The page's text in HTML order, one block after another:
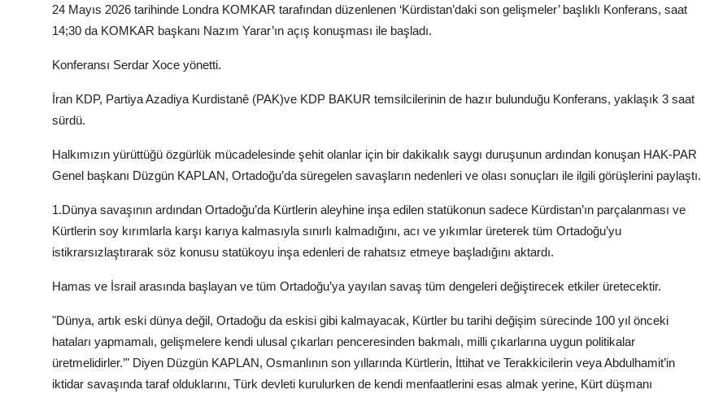
24 Mayıs 2026 tarihinde Londra KOMKAR tarafından düzenlenen ‘Kürdistan’daki son gelişmeler’ başlıklı Konferans, saat
14;30 da KOMKAR başkanı Nazım Yarar’ın açış konuşması ile başladı.
Konferansı Serdar Xoce yönetti.
İran KDP, Partiya Azadiya Kurdistanê (PAK)ve KDP BAKUR temsilcilerinin de hazır bulunduğu Konferans, yaklaşık 3 saat
sürdü.
Halkımızın yürüttüğü özgürlük mücadelesinde şehit olanlar için bir dakikalık saygı duruşunun ardından konuşan HAK-PAR
Genel başkanı Düzgün KAPLAN, Ortadoğu’da süregelen savaşların nedenleri ve olası sonuçları ile ilgili görüşlerini paylaştı.
1.Dünya savaşının ardından Ortadoğu’da Kürtlerin aleyhine inşa edilen statükonun sadece Kürdistan’ın parçalanması ve
Kürtlerin soy kırımlarla karşı karıya kalmasıyla sınırlı kalmadığını, acı ve yıkımlar üreterek tüm Ortadoğu’yu
istikrarsızlaştırarak söz konusu statükoyu inşa edenleri de rahatsız etmeye başladığını aktardı.
Hamas ve İsrail arasında başlayan ve tüm Ortadoğu’ya yayılan savaş tüm dengeleri değiştirecek etkiler üretecektir.
"Dünya, artık eski dünya değil, Ortadoğu da eskisi gibi kalmayacak, Kürtler bu tarihi değişim sürecinde 100 yıl önceki
hataları yapmamalı, gelişmelere kendi ulusal çıkarları penceresinden bakmalı, milli çıkarlarına uygun politikalar
üretmelidirler.’" Diyen Düzgün KAPLAN, Osmanlının son yıllarında Kürtlerin, İttihat ve Terakkicilerin veya Abdulhamit’in
iktidar savaşında taraf olduklarını, Türk devleti kurulurken de kendi menfaatlerini esas almak yerine, Kürt düşmanı